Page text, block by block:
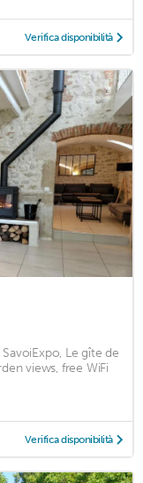
Verifica disponibilità
Le gîte de
views, free WiFi
Verifica disponibilità